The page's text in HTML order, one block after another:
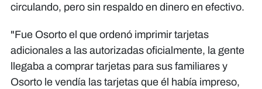
circulando, pero sin respaldo en dinero en efectivo.
"Fue Osorto el que ordenó imprimir tarjetas
adicionales a las autorizadas oficialmente, la gente
llegaba a comprar tarjetas para sus familiares y
Osorto le vendía las tarjetas que él había impreso,